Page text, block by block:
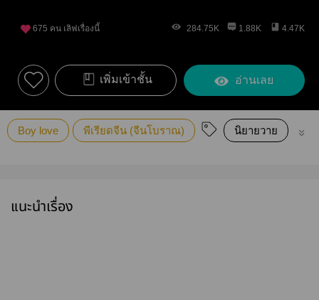
675 คน เลิฟเรื่องนี้ 284.75K 1.88K 4.47K
เพิ่มเข้าชั้น อ่านเลย
Boy love พีเรียดจีน (จีนโบราณ) นิยายวาย วา
แนะนำเรื่อง